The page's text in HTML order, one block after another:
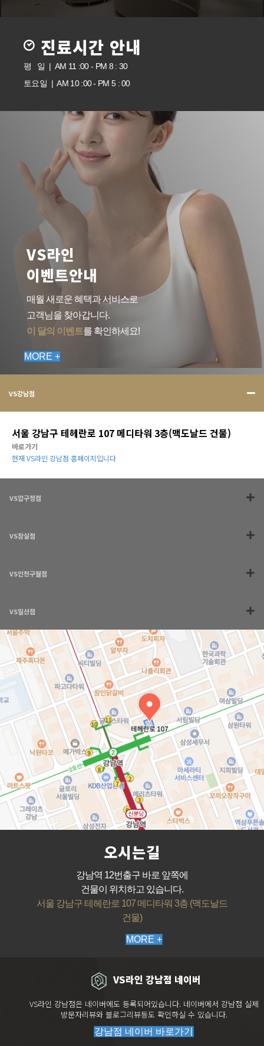
진료시간 안내
평 일 | AM 11 :00 - PM 8 : 30
토요일 | AM 10 :00 - PM 5 : 00
VS라인
이벤트안내
매월 새로운 혜택과 서비스로
고객님을 찾아갑니다.
이 달의 이벤트를 확인하세요!
MORE +
VS강남점
서울 강남구 테헤란로 107 메디타워 3층(맥도날드 건물)
바로가기
현재 VS라인 강남점 홈페이지입니다
VS압구정점
VS잠실점
VS인천구월점
VS일산점
오시는길
강남역 12번출구 바로 앞쪽에
건물이 위치하고 있습니다.
서울 강남구 테헤란로 107 메디타워 3층 (맥도날드
건물)
MORE +
VS라인 강남점 네이버
VS라인 강남점은 네이버에도 등록되어있습니다. 네이버에서 강남점 실제
방문자리뷰와 블로그리뷰등도 확인하실 수 있습니다.
강남점 네이버 바로가기